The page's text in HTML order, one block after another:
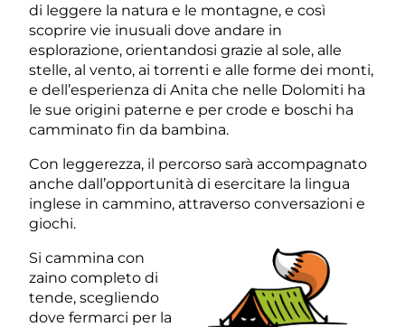
di leggere la natura e le montagne, e così
scoprire vie inusuali dove andare in
esplorazione, orientandosi grazie al sole, alle
stelle, al vento, ai torrenti e alle forme dei monti,
e dell’esperienza di Anita che nelle Dolomiti ha
le sue origini paterne e per crode e boschi ha
camminato fin da bambina.
Con leggerezza, il percorso sarà accompagnato
anche dall’opportunità di esercitare la lingua
inglese in cammino, attraverso conversazioni e
giochi.
Si cammina con
zaino completo di
tende, scegliendo
dove fermarci per la